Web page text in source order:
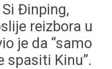
Đinping,
reizbora u
je da “samo
spasiti Kinu”.